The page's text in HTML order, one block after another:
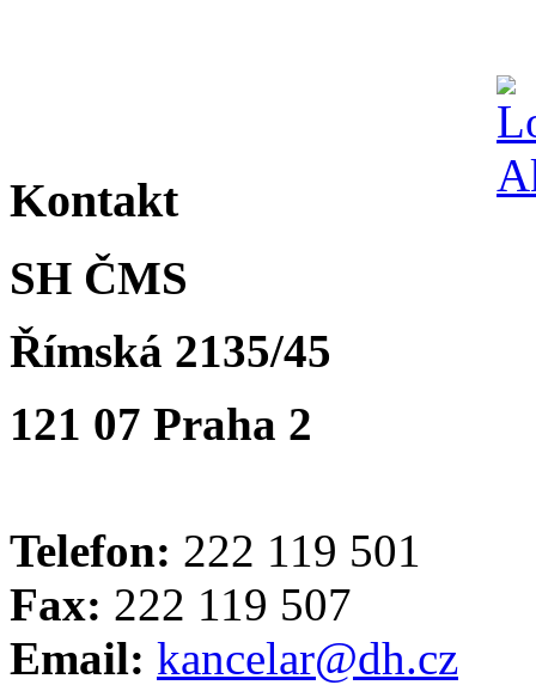
Kontakt
SH ČMS
Římská 2135/45
121 07 Praha 2
Telefon: 222 119 501
Fax: 222 119 507
Email: kancelar@dh.cz